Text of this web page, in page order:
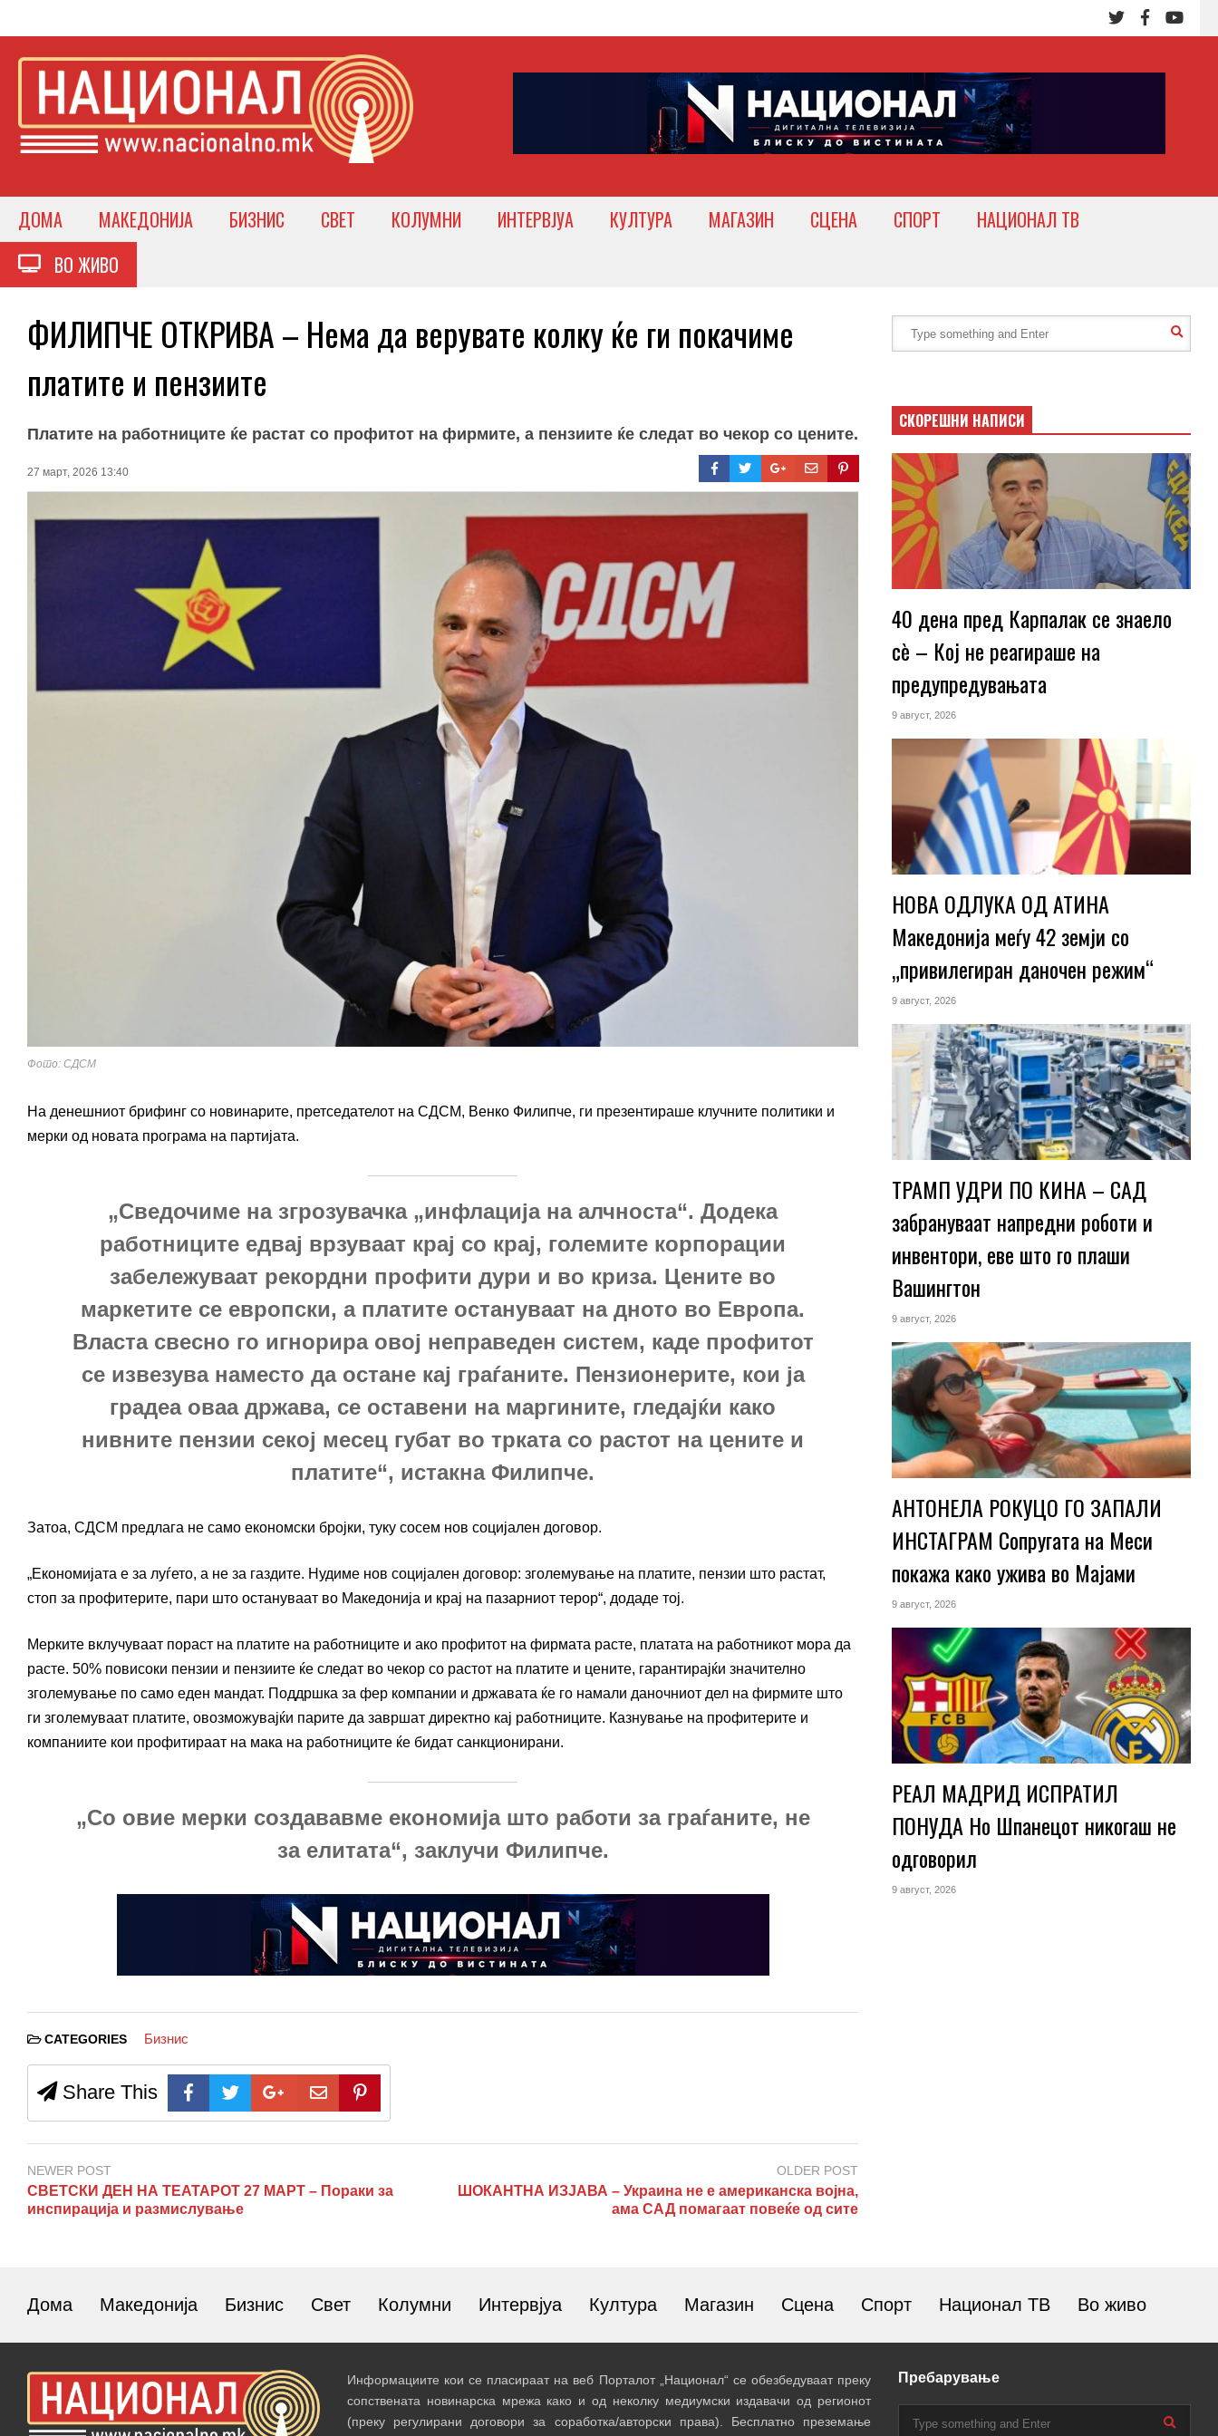
ДОМА МАКЕДОНИЈА БИЗНИС СВЕТ КОЛУМНИ ИНТЕРВЈУА КУЛТУРА МАГАЗИН СЦЕНА СПОРТ
НАЦИОНАЛ ТВ
ВО ЖИВО
ФИЛИПЧЕ ОТКРИВА – Нема да верувате колку ќе ги покачиме
платите и пензиите
Платите на работниците ќе растат со профитот на фирмите, а пензиите ќе следат во чекор со цените.
27 март, 2026 13:40
Фото: СДСМ
На денешниот брифинг со новинарите, претседателот на СДСМ, Венко Филипче, ги презентираше клучните политики и
мерки од новата програма на партијата.
„Сведочиме на згрозувачка „инфлација на алчноста“. Додека
работниците едвај врзуваат крај со крај, големите корпорации
забележуваат рекордни профити дури и во криза. Цените во
маркетите се европски, а платите остануваат на дното во Европа.
Власта свесно го игнорира овој неправеден систем, каде профитот
се извезува наместо да остане кај граѓаните. Пензионерите, кои ја
градеа оваа држава, се оставени на маргините, гледајќи како
нивните пензии секој месец губат во трката со растот на цените и
платите“, истакна Филипче.
Затоа, СДСМ предлага не само економски бројки, туку сосем нов социјален договор.
„Економијата е за луѓето, а не за газдите. Нудиме нов социјален договор: зголемување на платите, пензии што растат,
стоп за профитерите, пари што остануваат во Македонија и крај на пазарниот терор“, додаде тој.
Мерките вклучуваат пораст на платите на работниците и ако профитот на фирмата расте, платата на работникот мора да
расте. 50% повисоки пензии и пензиите ќе следат во чекор со растот на платите и цените, гарантирајќи значително
зголемување по само еден мандат. Поддршка за фер компании и државата ќе го намали даночниот дел на фирмите што
ги зголемуваат платите, овозможувајќи парите да завршат директно кај работниците. Казнување на профитерите и
компаниите кои профитираат на мака на работниците ќе бидат санкционирани.
„Со овие мерки создававме економија што работи за граѓаните, не
за елитата“, заклучи Филипче.
CATEGORIES Бизнис
Share This
NEWER POST
СВЕТСКИ ДЕН НА ТЕАТАРОТ 27 МАРТ – Пораки за
инспирација и размислување
OLDER POST
ШОКАНТНА ИЗЈАВА – Украина не е американска војна,
ама САД помагаат повеќе од сите
СКОРЕШНИ НАПИСИ
40 дена пред Карпалак се знаело
сѐ – Кој не реагираше на
предупредувањата
9 август, 2026
НОВА ОДЛУКА ОД АТИНА
Македонија меѓу 42 земји со
„привилегиран даночен режим“
9 август, 2026
ТРАМП УДРИ ПО КИНА – САД
забрануваат напредни роботи и
инвентори, еве што го плаши
Вашингтон
9 август, 2026
АНТОНЕЛА РОКУЦО ГО ЗАПАЛИ
ИНСТАГРАМ Сопругата на Меси
покажа како ужива во Мајами
9 август, 2026
РЕАЛ МАДРИД ИСПРАТИЛ
ПОНУДА Но Шпанецот никогаш не
одговорил
9 август, 2026
Дома Македонија Бизнис Свет Колумни Интервјуа Култура Магазин Сцена Спорт Национал ТВ Во живо
Информациите кои се пласираат на веб Порталот „Национал“ се обезбедуваат преку
сопствената новинарска мрежа како и од неколку медиумски издавачи од регионот
(преку регулирани договори за соработка/авторски права). Бесплатно преземање
Пребарување